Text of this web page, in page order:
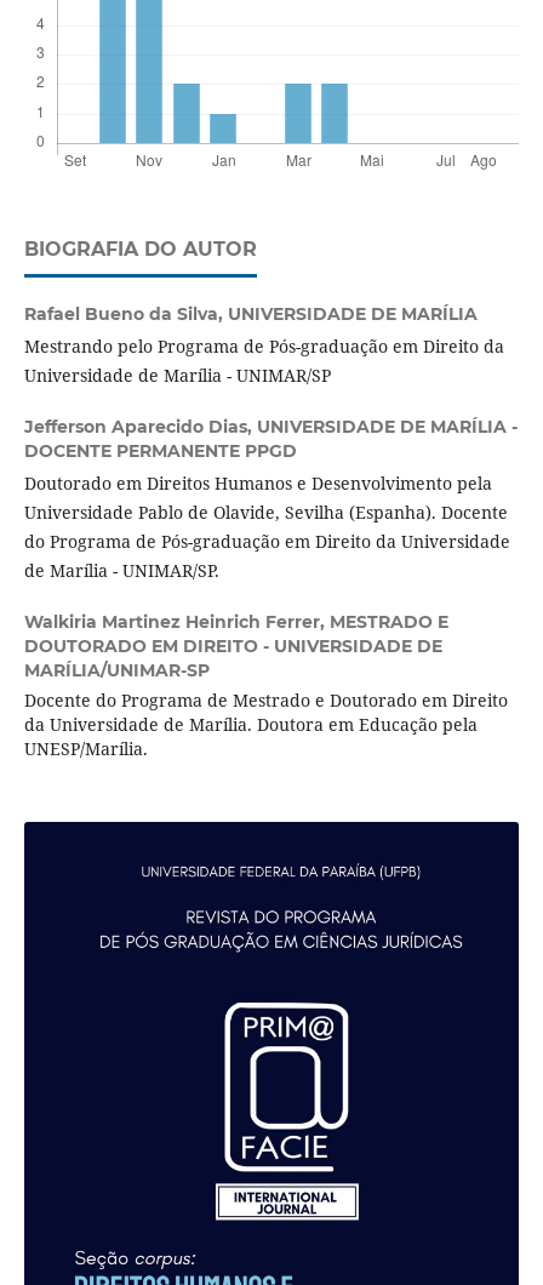
BIOGRAFIA DO AUTOR
Rafael Bueno da Silva, UNIVERSIDADE DE MARÍLIA
Mestrando pelo Programa de Pós-graduação em Direito da
Universidade de Marília - UNIMAR/SP
Jefferson Aparecido Dias, UNIVERSIDADE DE MARÍLIA -
DOCENTE PERMANENTE PPGD
Doutorado em Direitos Humanos e Desenvolvimento pela
Universidade Pablo de Olavide, Sevilha (Espanha). Docente
do Programa de Pós-graduação em Direito da Universidade
de Marília - UNIMAR/SP.
Walkiria Martinez Heinrich Ferrer, MESTRADO E
DOUTORADO EM DIREITO - UNIVERSIDADE DE
MARÍLIA/UNIMAR-SP
Docente do Programa de Mestrado e Doutorado em Direito
da Universidade de Marília. Doutora em Educação pela
UNESP/Marília.